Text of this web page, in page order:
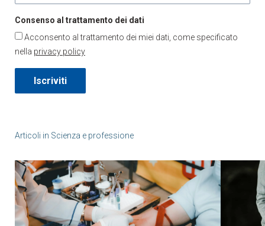
Consenso al trattamento dei dati
Acconsento al trattamento dei miei dati, come specificato
nella privacy policy
Iscriviti
Articoli in Scienza e professione